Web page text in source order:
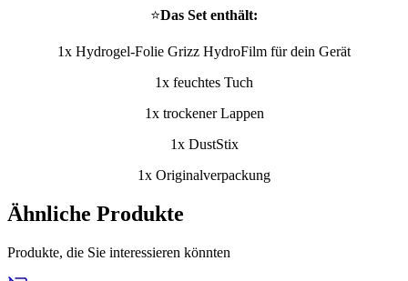
⭐Das Set enthält:
1x Hydrogel-Folie Grizz HydroFilm für dein Gerät
1x feuchtes Tuch
1x trockener Lappen
1x DustStix
1x Originalverpackung
Ähnliche Produkte
Produkte, die Sie interessieren könnten